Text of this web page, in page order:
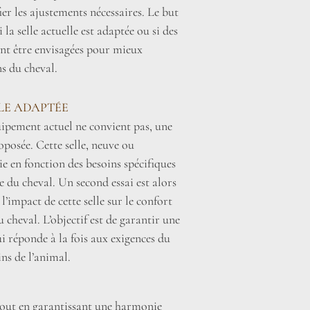
les ajustements nécessaires. Le but
selle actuelle est adaptée ou si des
être envisagées pour mieux
du cheval.
ADAPTÉE
actuel ne convient pas, une
Cette selle, neuve ou
en fonction des besoins spécifiques
cheval. Un second essai est alors
de cette selle sur le confort
cheval. L’objectif est de garantir une
réponde à la fois aux exigences du
de l’animal.
en garantissant une harmonie